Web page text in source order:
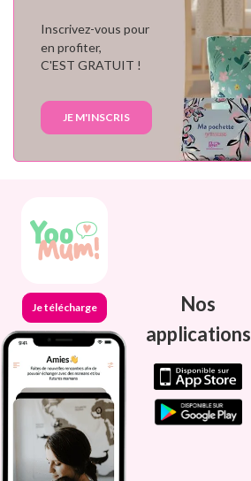
Inscrivez-vous pour
en profiter,
C'EST GRATUIT !
JE M'INSCRIS
Je télécharge
Nos
applications